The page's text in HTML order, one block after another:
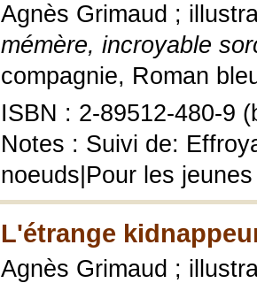
Agnès Grimaud ;
mémère, incroyable
compagnie, Roman
ISBN : 2-89512-480-9
Notes : Suivi de:
noeuds|Pour les
L'étrange
Agnès Grimaud ;